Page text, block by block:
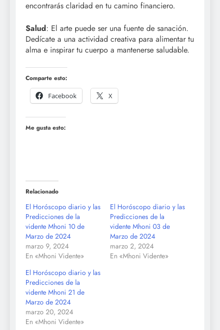
encontrarás claridad en tu camino financiero.
Salud: El arte puede ser una fuente de sanación.
Dedícate a una actividad creativa para alimentar tu
alma e inspirar tu cuerpo a mantenerse saludable.
Comparte esto:
Facebook
X
Me gusta esto:
Relacionado
El Horóscopo diario y las
Predicciones de la
vidente Mhoni 10 de
Marzo de 2024
marzo 9, 2024
En «Mhoni Vidente»
El Horóscopo diario y las
Predicciones de la
vidente Mhoni 03 de
Marzo de 2024
marzo 2, 2024
En «Mhoni Vidente»
El Horóscopo diario y las
Predicciones de la
vidente Mhoni 21 de
Marzo de 2024
marzo 20, 2024
En «Mhoni Vidente»